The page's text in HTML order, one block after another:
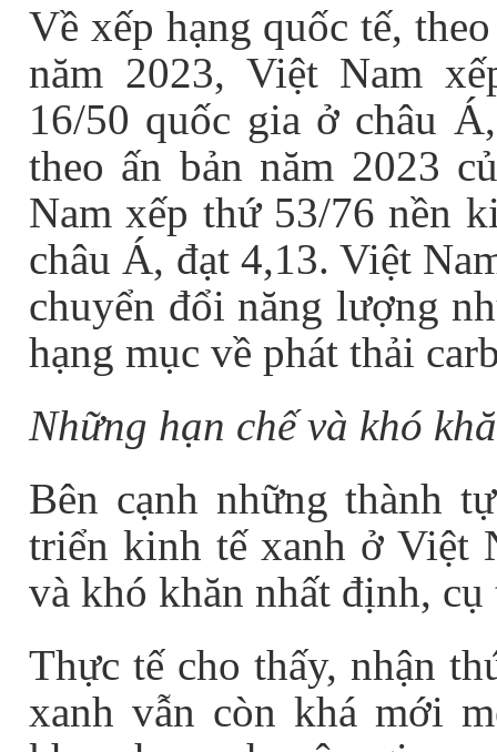
Về xếp hạng quốc tế,
năm 2023, Việt Nam
16/50 quốc gia ở châu
theo ấn bản năm 2023
Nam xếp thứ 53/76 nền
châu Á, đạt 4,13. Việt
chuyển đổi năng lượng
hạng mục về phát thải
Những hạn chế và khó
Bên cạnh những thành
triển kinh tế xanh ở Việt
và khó khăn nhất định, cụ
Thực tế cho thấy, nhận
xanh vẫn còn khá mới